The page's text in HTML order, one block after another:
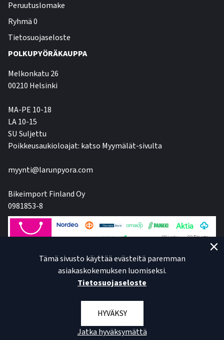
Peruutuslomake
Ryhmä 0
Tietosuojaseloste
POLKUPYÖRÄKAUPPA
Melkonkatu 26
00210 Helsinki
MA-PE 10-18
LA 10-15
SU Suljettu
Poikkeusaukioloajat: katso Myymälät-sivulta
myynti@larunpyora.com
Bikeimport Finland Oy
0981853-8
Tämä sivusto käyttää evästeitä paremman
asiakaskokemuksen luomiseksi.
Tietosuojaseloste
HYVÄKSY
Jatka hyväksymättä